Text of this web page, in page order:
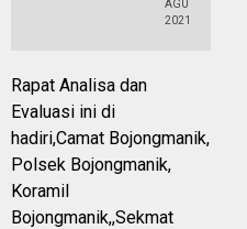
AGU
2021
Rapat Analisa dan
Evaluasi ini di
hadiri,Camat Bojongmanik,
Polsek Bojongmanik,
Koramil
Bojongmanik,,Sekmat